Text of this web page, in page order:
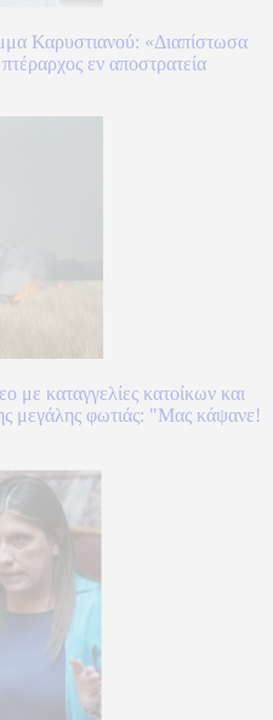
Καρυστιανού: «Διαπίστωσα
εν αποστρατεία
με καταγγελίες κατοίκων και
μεγάλης φωτιάς: "Μας κάψανε!